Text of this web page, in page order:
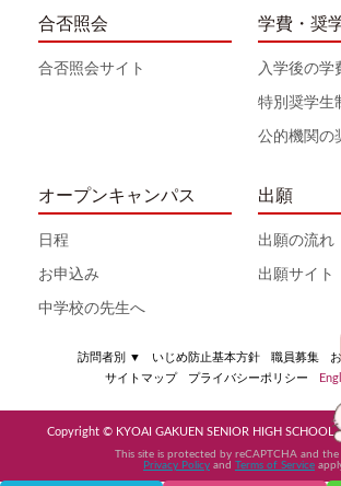
合否照会
合否照会サイト
学費・奨
入学後の学
特別奨学生
公的機関の
オープンキャンパス
日程
お申込み
中学校の先生へ
出願
出願の流れ
出願サイト
訪問者別 ▼ いじめ防止基本方針 職員募集
サイトマップ
プライバシーポリシー
Copyright © KYOAI GAKUEN SENIOR HIGH SCHOOL
This site is protected by reCAPTCHA and the
Privacy Policy and Terms of Service